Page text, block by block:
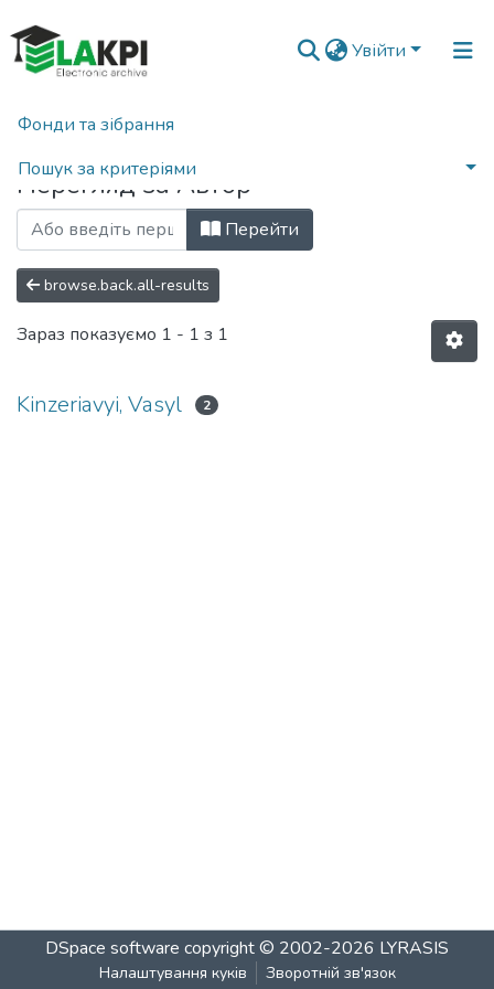
Увійти
Фонди та зібрання
Пошук за критеріями
Головна Переглянути за автором
Перегляд за Автор
Перейти
browse.back.all-results
Зараз показуємо 1 - 1 з 1
Kinzeriavyi, Vasyl 2
DSpace software copyright © 2002-2026 LYRASIS
Налаштування куків Зворотній зв'язок